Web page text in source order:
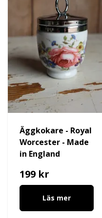
Äggkokare - Royal
Worcester - Made
in England
199 kr
Läs mer